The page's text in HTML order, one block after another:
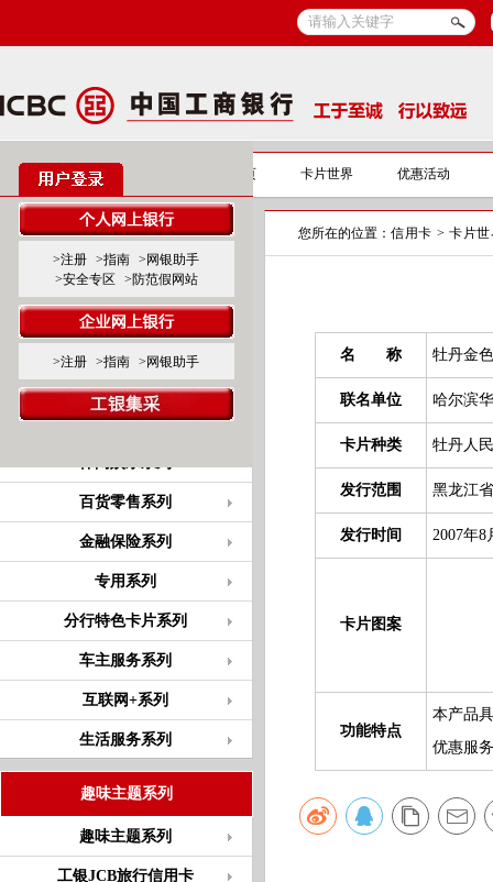
>注册 >指南
>网银助手
>安全专区
>防范假网站
>注册 >指南 >网银助手
信用卡 信用卡首页 卡片世界 优惠活动
标准卡产品系列
标准白金卡
标准金、普卡
联名卡产品系列
商旅服务系列
百货零售系列
金融保险系列
专用系列
分行特色卡片系列
车主服务系列
互联网+系列
生活服务系列
趣味主题系列
趣味主题系列
工银JCB旅行信用卡
您所在的位置： 信用卡 > 卡片
名 称 牡丹金
联名单位 哈尔滨
卡片种类 牡丹人
发行范围 黑龙江
发行时间 2007年8
卡片图案
功能特点
本产品
优惠服